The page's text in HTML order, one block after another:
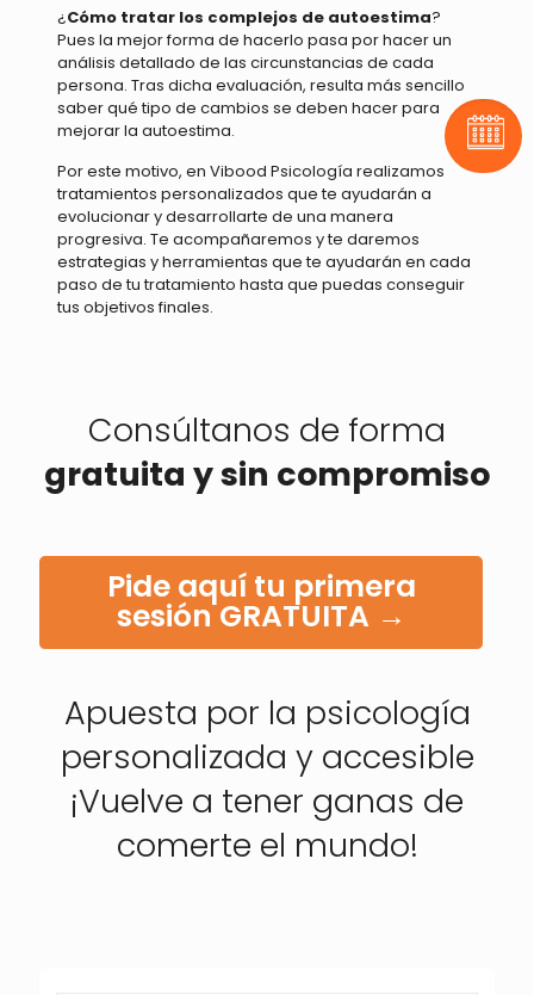
¿Cómo tratar los complejos de autoestima?
Pues la mejor forma de hacerlo pasa por hacer un
análisis detallado de las circunstancias de cada
persona. Tras dicha evaluación, resulta más sencillo
saber qué tipo de cambios se deben hacer para
mejorar la autoestima.
Por este motivo, en Vibood Psicología realizamos
tratamientos personalizados que te ayudarán a
evolucionar y desarrollarte de una manera
progresiva. Te acompañaremos y te daremos
estrategias y herramientas que te ayudarán en cada
paso de tu tratamiento hasta que puedas conseguir
tus objetivos finales.
Consúltanos de forma
gratuita y sin compromiso
Pide aquí tu primera
sesión GRATUITA →
Apuesta por la psicología
personalizada y accesible
¡Vuelve a tener ganas de
comerte el mundo!
Pide